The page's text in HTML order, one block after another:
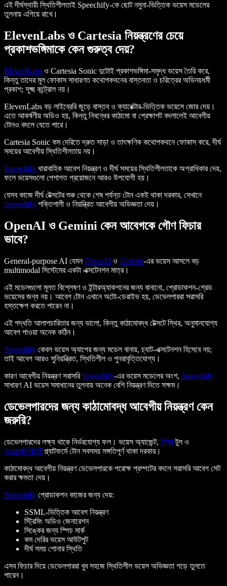
এই দীর্ঘস্থায়ী স্থিতিশীলতাই Speechify-কে ছোট নমুনা-ভিত্তিক ভয়েস মডেলের
তুলনায় এগিয়ে রাখে।
ElevenLabs ও Cartesia নিয়ন্ত্রণের চেয়ে
প্রকাশভঙ্গিমাকে কেন গুরুত্ব দেয়?
ElevenLabs ও Cartesia Sonic দুটোই প্রকাশভঙ্গিমা-সমৃদ্ধ ভয়েস তৈরি করে,
কিন্তু তাদের মূল ফোকাস সাধারণত কথোপকথনের বাস্তবতা ও চরিত্রের অভিনয়ধর্মী
প্রকাশ; সূক্ষ্ম কন্ট্রোল নয়।
ElevenLabs বড় লাইব্রেরি জুড়ে বাস্তব ও ক্যারেক্টার-ভিত্তিক ভয়েসে জোর দেয়।
এতে আকর্ষণীয় অডিও হয়, কিন্তু নিবন্ধের কাঠামো বা প্রেক্ষাপট বদলালেই আবেগীয়
টোনও বদলে যেতে পারে।
Cartesia Sonic কম দেরিতে দ্রুত সাড়া ও তাৎক্ষণিক কথোপকথনে ফোকাস করে, দীর্ঘ
সময়ের আবেগীয় স্থিতিশীলতায় নয়।
Speechify ধারাবাহিক আবেগ নিয়ন্ত্রণ ও দীর্ঘ সময়ের স্থিতিশীলতাকে অগ্রাধিকার দেয়,
ফলে ভয়েসগুলো পেশাগত প্রয়োজনে আরও উপযোগী হয়।
যেসব কাজে দীর্ঘ টেক্সটের শুরু থেকে শেষ পর্যন্ত টোন একই থাকা দরকার, সেখানে
Speechify শক্তিশালী ও নিয়ন্ত্রিত আবেগীয় অভিজ্ঞতা দেয়।
OpenAI ও Gemini কেন আবেগকে গৌণ ফিচার
ভাবে?
General-purpose AI যেমনOpenAI ও Gemini-এর ভয়েস আসলে বড়
multimodal সিস্টেমের একটা এক্সটেনশন মাত্র।
এই মডেলগুলো মূলত বিশ্লেষণ ও ইন্টারঅ্যাকশনের জন্য বানানো, প্রোডাকশন-গ্রেড
ভয়েসের জন্য নয়। আবেগ টোন এখানে অটো-ডেরাইভ হয়, ডেভেলপাররা সরাসরি
হস্তক্ষেপ করতে পারেন না।
এই পদ্ধতি আলাপচারিতার জন্য ভালো, কিন্তু কাঠামোবদ্ধ টেক্সটে স্থির, অনুমানযোগ্য
আবেগ পাওয়া অনেক কঠিন।
Speechify কেবল ভয়েস অ্যাপের জন্য মডেল বানায়, চ্যাট-এক্সটেনশন হিসেবে নয়;
তাই আবেগ আরও সুনিয়ন্ত্রিত, স্থিতিশীল ও পুনরাবৃত্তিযোগ্য।
কারণ আবেগীয় নিয়ন্ত্রণ সরাসরি Speechify-এর ভয়েস মডেলের অংশ, Speechify
সাধারণ AI ভয়েস সমাধানের তুলনায় অনেক বেশি নিয়ন্ত্রণ দিতে সক্ষম।
ডেভেলপারদের জন্য কাঠামোবদ্ধ আবেগীয় নিয়ন্ত্রণ কেন
জরুরি?
ডেভেলপারদের লক্ষ্য থাকে নির্ভরযোগ্য ফল। ভয়েস অ্যাজেন্ট, শিক্ষাটুল ও
অ্যাক্সেসিবিলিটিপ্ল্যাটফর্মে টোন সবসময় সঙ্গতিপূর্ণ থাকা দরকার।
কাঠামোবদ্ধ আবেগীয় নিয়ন্ত্রণ ডেভেলপারকে পরোক্ষ প্রম্পটের বদলে সরাসরি আবেগ সেট
করার ক্ষমতা দেয়।
Speechify প্রোডাকশন কাজের জন্য দেয়:
SSML-ভিত্তিক আবেগ নিয়ন্ত্রণ
স্ট্রিমিং অডিও জেনারেশন
সিঙ্কের জন্য স্পিচ মার্ক
কম দেরির ভয়েস আউটপুট
দীর্ঘ সময় শোনার স্থিতি
এসব ফিচার দিয়ে ডেভেলপাররা খুব সহজে স্থিতিশীল ভয়েস অভিজ্ঞতা গড়ে তুলতে
পারেন।